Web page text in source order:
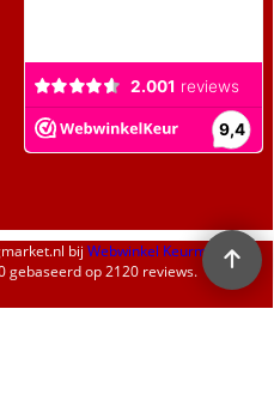
bij Webwinkel Keurmerk
gebaseerd op 2120 reviews.